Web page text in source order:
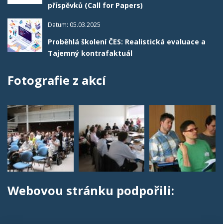
příspěvků (Call for Papers)
Datum: 05.03.2025
Proběhlá školení ČES: Realistická evaluace a
Tajemný kontrafaktuál
Fotografie z akcí
Webovou stránku podpořili: